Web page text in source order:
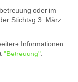
oder im
Stichtag 3. März
Informationen
"Betreuung".